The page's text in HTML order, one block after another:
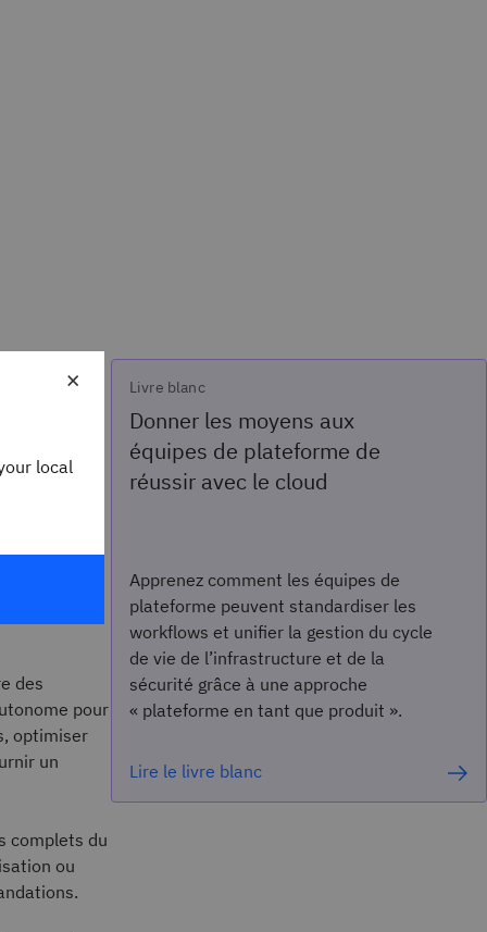
des
pour
optimiser
un
complets du
ou
Livre blanc
Donner les moyens aux
équipes de plateforme de
réussir avec le cloud
Apprenez comment les équipes de
plateforme peuvent standardiser les
workflows et unifier la gestion du cycle
de vie de l’infrastructure et de la
sécurité grâce à une approche
« plateforme en tant que produit ».
Lire le livre blanc
×
local